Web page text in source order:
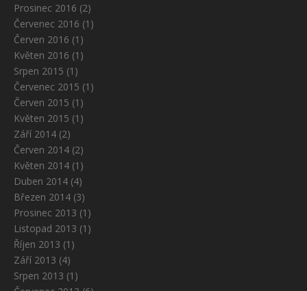
Prosinec 2016 (2)
Červenec 2016 (1)
Červen 2016 (1)
Květen 2016 (1)
Srpen 2015 (1)
Červenec 2015 (1)
Červen 2015 (1)
Květen 2015 (1)
Září 2014 (2)
Červen 2014 (2)
Květen 2014 (1)
Duben 2014 (4)
Březen 2014 (3)
Prosinec 2013 (1)
Listopad 2013 (1)
Říjen 2013 (1)
Září 2013 (4)
Srpen 2013 (1)